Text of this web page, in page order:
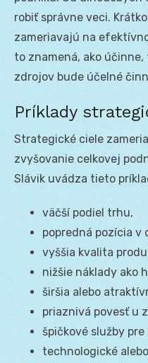
robiť správne veci.
zameriavajú na
to znamená, ako
zdrojov bude účelné
Príklady
Strategické ciele
zvyšovanie celkovej
Slávik uvádza tieto
väčší podiel trhu,
popredná pozícia v
vyššia kvalita
nižšie náklady ako
širšia alebo
priaznivá povesť u
špičkové služby pre
technologické